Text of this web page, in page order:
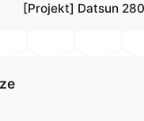
[Projekt] Datsun